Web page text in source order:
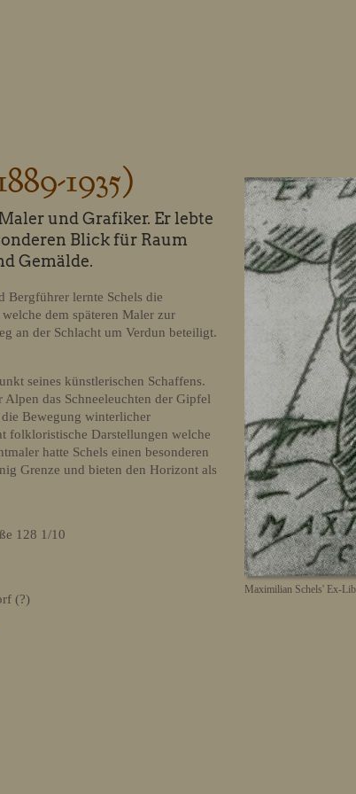
Maximilian Schels' Ex-
1935)
und Grafiker. Er lebte
Blick für Raum
Gemälde.
Bergführer lernte Schels die
dem späteren Maler zur
an der Schlacht um Verdun beteiligt.
seines künstlerischen Schaffens.
das Schneeleuchten der Gipfel
Bewegung winterlicher
folkloristische Darstellungen welche
hatte Schels einen besonderen
Grenze und bieten den Horizont als
128 1/10
(?)